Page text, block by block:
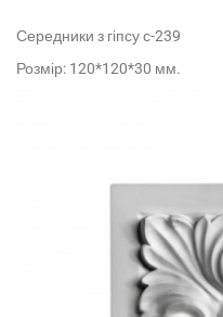
Середники з гіпсу с-239
Розмір: 120*120*30 мм.